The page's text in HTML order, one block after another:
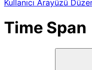
Kullanıcı Arayüzü
Time Span